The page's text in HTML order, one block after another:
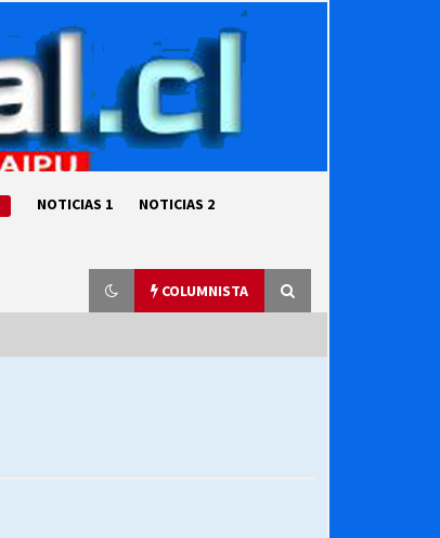
NOTICIAS 1 NOTICIAS 2
COLUMNISTA